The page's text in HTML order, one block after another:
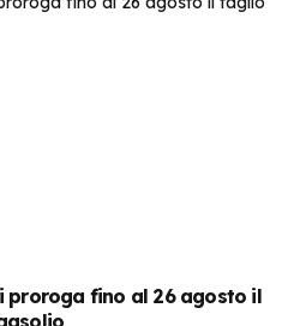
proroga fino al 26 agosto il